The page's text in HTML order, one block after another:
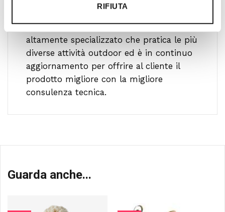
RIFIUTA
Ti guidiamo alla scelta
Il nostro team è formato da personale
altamente specializzato che pratica le più
diverse attività outdoor ed è in continuo
aggiornamento per offrire al cliente il
prodotto migliore con la migliore
consulenza tecnica.
Guarda anche...